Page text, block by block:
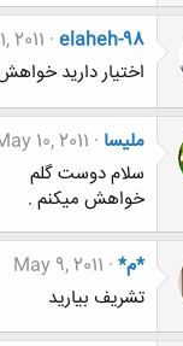
elaheh-98
2011
اختیار دارید
ملیسا 10, 2011
سلام دوست گلم
خواهش میکنم .
*م* May 9, 2011
تشريف بياريد